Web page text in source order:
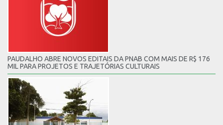
PAUDALHO ABRE NOVOS EDITAIS DA PNAB COM MAIS DE R$ 176
MIL PARA PROJETOS E TRAJETÓRIAS CULTURAIS